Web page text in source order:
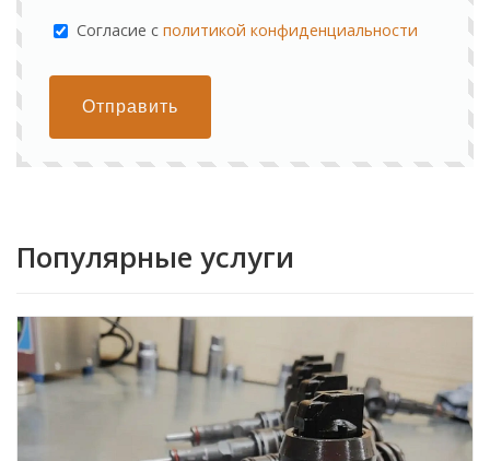
Cогласие сполитикой конфиденциальности
Отправить
Популярные услуги